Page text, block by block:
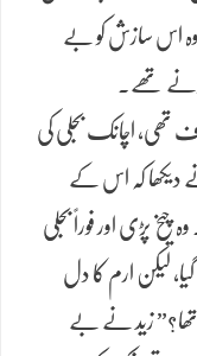
وہ اس سازش کو بے
تھے۔
تھی، اچانک بجلی کی
دیکھا کہ اس کے
پڑی اور فوراً بجلی
لیکن ارم کا دل
تھا؟” زید نے بے